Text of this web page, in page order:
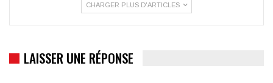
CHARGER PLUS D'ARTICLES
LAISSER UNE RÉPONSE